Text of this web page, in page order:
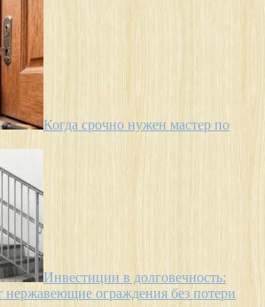
Когда срочно нужен мастер по
Инвестиции в долговечность:
нержавеющие ограждения без потери